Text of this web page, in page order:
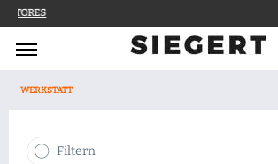
WERKSTATT
Filtern